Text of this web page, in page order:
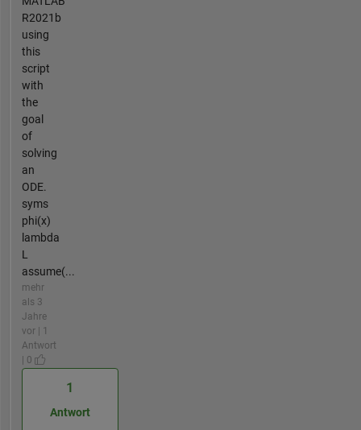
R2021b
using
this
script
with
the
goal
of
solving
an
ODE.
syms
phi(x)
lambda
L
assume(...
mehr
als 3
Jahre
vor | 1
Antwort
| 0
1
Antwort